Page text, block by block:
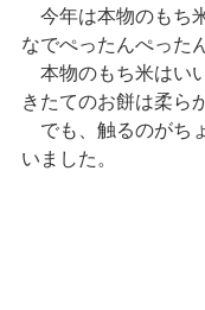
今年は本物のもち
なでぺったんぺった
本物のもち米はい
きたてのお餅は柔ら
でも、触るのがち
いました。